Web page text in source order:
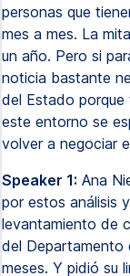
personas que
mes a mes. La
un año. Pero si
noticia bastante
del Estado porque
este entorno se
volver a negociar
Speaker 1: Ana
por estos análisis
levantamiento de
del Departamento
meses. Y pidió su